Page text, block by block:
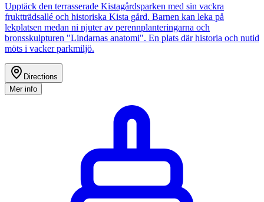
Upptäck den terrasserade Kistagårdsparken med sin vackra
fruktträdsallé och historiska Kista gård. Barnen kan leka på
lekplatsen medan ni njuter av perennplanteringarna och
bronsskulpturen "Lindarnas anatomi". En plats där historia och nutid
möts i vacker parkmiljö.
Directions
Mer info